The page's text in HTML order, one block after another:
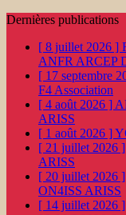
Dernières publications
[ 8 juillet 2026 ]
ANFR ARCEP
[ 17 septembre
F4 Association
[ 4 août 2026 ]
ARISS
[ 1 août 2026 ]
[ 21 juillet 2026 ]
ARISS
[ 20 juillet 2026 ]
ON4ISS ARISS
[ 14 juillet 2026 ]